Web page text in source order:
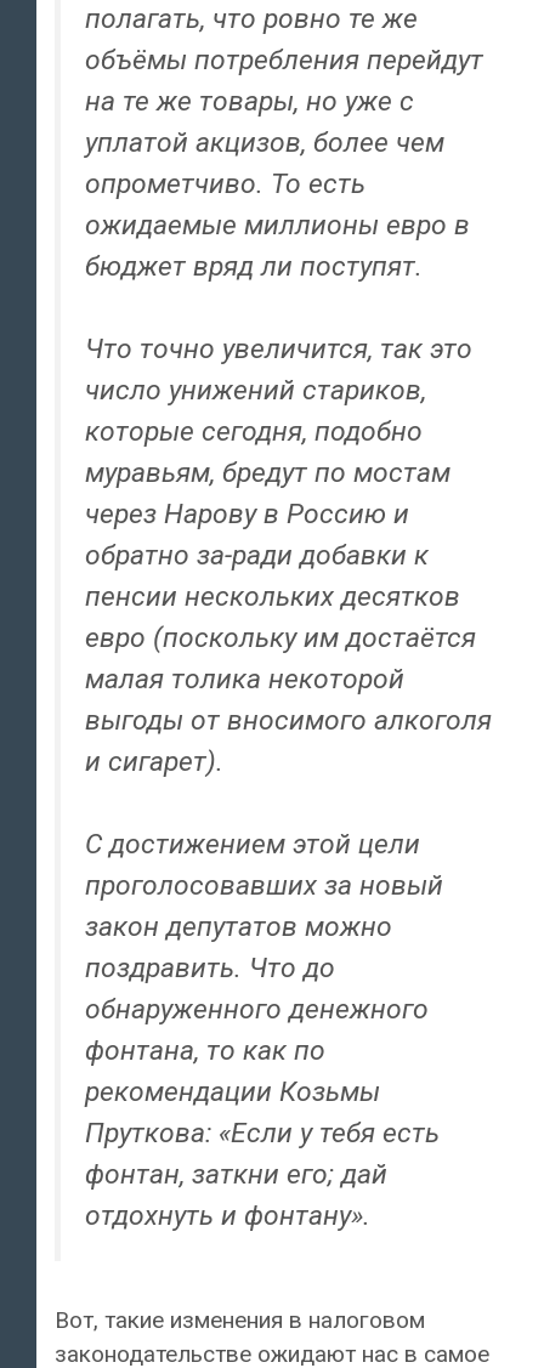
полагать, что ровно те же
объёмы потребления перейдут
на те же товары, но уже с
уплатой акцизов, более чем
опрометчиво. То есть
ожидаемые миллионы евро в
бюджет вряд ли поступят.
Что точно увеличится, так это
число унижений стариков,
которые сегодня, подобно
муравьям, бредут по мостам
через Нарову в Россию и
обратно за-ради добавки к
пенсии нескольких десятков
евро (поскольку им достаётся
малая толика некоторой
выгоды от вносимого алкоголя
и сигарет).
С достижением этой цели
проголосовавших за новый
закон депутатов можно
поздравить. Что до
обнаруженного денежного
фонтана, то как по
рекомендации Козьмы
Пруткова: «Если у тебя есть
фонтан, заткни его; дай
отдохнуть и фонтану».
Вот, такие изменения в налоговом
законодательстве ожидают нас в самое